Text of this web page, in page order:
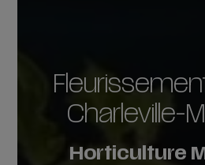
Charleville-
Horticulture